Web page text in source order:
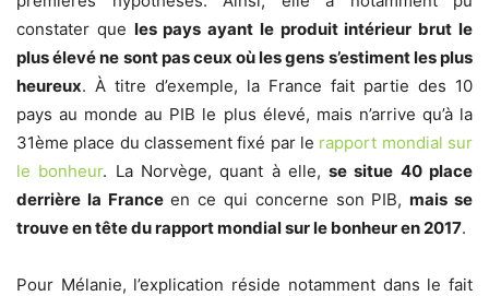
constater que les pays ayant le produit intérieur brut le
plus élevé ne sont pas ceux où les gens s’estiment les plus
heureux. À titre d’exemple, la France fait partie des 10
pays au monde au PIB le plus élevé, mais n’arrive qu’à la
31ème place du classement fixé par le rapport mondial sur
le bonheur. La Norvège, quant à elle,se situe 40 place
derrière la Franceen ce qui concerne son PIB,mais se
trouve en tête du rapport mondial sur le bonheur en 2017.
Pour Mélanie, l’explication réside notamment dans le fait